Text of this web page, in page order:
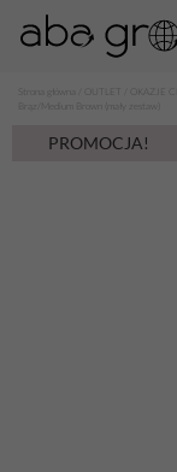
OKAZJE
Brąz/Medium Brown (mały zestaw)
PROMOCJA!